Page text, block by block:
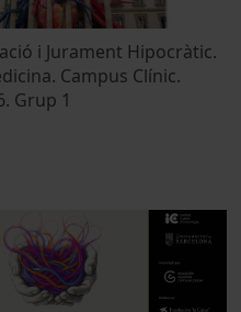
i Jurament Hipocràtic.
Campus Clínic.
Grup 1